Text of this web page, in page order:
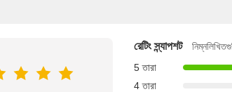
রেটিং স্ন্যাপশট
5 তারা
4 তারা